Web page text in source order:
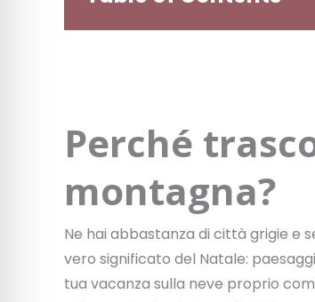
Perché
montagna?
Ne hai abbastanza di città grigie e
vero significato del Natale:
tua vacanza sulla neve proprio